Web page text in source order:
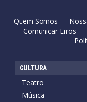
Quem Somos
Comunicar Erros
CULTURA
Teatro
Música